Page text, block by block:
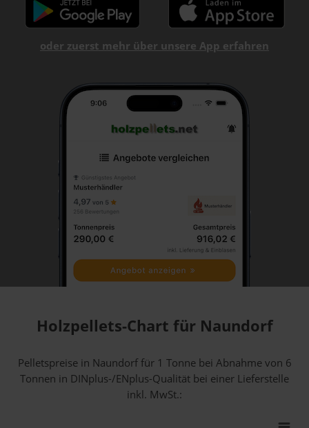
oder zuerst mehr über unsere App erfahren
Holzpellets-Chart für Naundorf
Pelletspreise in Naundorf für 1 Tonne bei Abnahmevon 6
Tonnen in DINplus-/ENplus-Qualität bei einer Lieferstelle
inkl. MwSt.: